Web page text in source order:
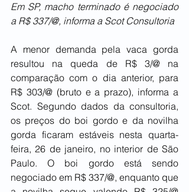
Em SP, macho terminado é negociado
a R$ 337/@, informa a Scot Consultoria
A menor demanda pela vaca gorda
resultou na queda de R$ 3/@ na
comparação com o dia anterior, para
R$ 303/@ (bruto e a prazo), informa a
Scot. Segundo dados da consultoria,
os preços do boi gordo e da novilha
gorda ficaram estáveis nesta quarta-
feira, 26 de janeiro, no interior de São
Paulo. O boi gordo está sendo
negociado em R$ 337/@, enquanto que